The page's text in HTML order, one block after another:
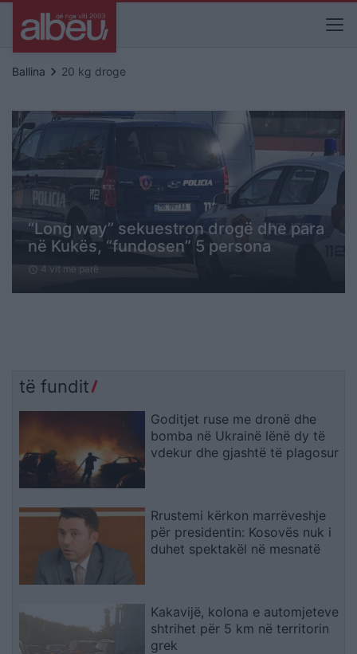
Ballina keyboard_arrow_right 20 kg droge
“Long way” sekuestron drogë dhe para
në Kukës, “fundosen” 5 persona
schedule 4 vit me parë
të fundit
Goditjet ruse me dronë dhe
bomba në Ukrainë lënë dy të
vdekur dhe gjashtë të plagosur
Rrustemi kërkon marrëveshje
për presidentin: Kosovës nuk i
duhet spektakël në mesnatë
Kakavijë, kolona e automjeteve
shtrihet për 5 km në territorin
grek